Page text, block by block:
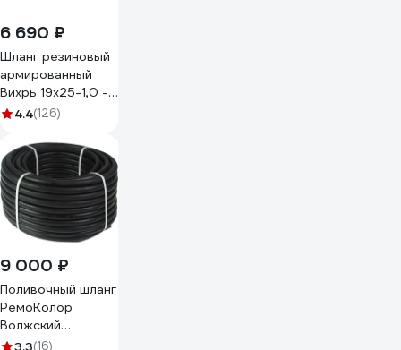
6 690 ₽
Шланг резиновый
армированный
Вихрь 19х25-1,0 -
ВГ. (ТЭП), бухта
73/7/2/3
4.4(126)
9 000 ₽
Поливочный шланг
РемоКолор
Волжский
резиновый,
3.3(16)